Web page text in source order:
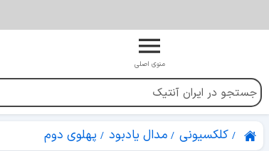
منوی اصلی
کلکسیونی مدال یادبود پهلوی دوم